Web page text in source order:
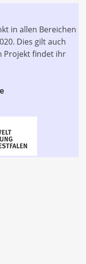
in allen Bereichen
Dies gilt auch
Projekt findet ihr